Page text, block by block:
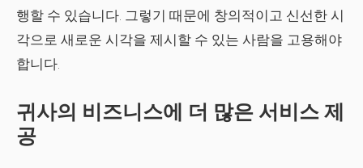
행할 수 있습니다. 그렇기 때문에 창의적이고 신선한 시
각으로 새로운 시각을 제시할 수 있는 사람을 고용해야
합니다.
귀사의 비즈니스에 더 많은 서비스 제
공